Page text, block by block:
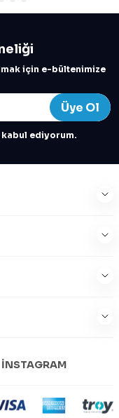
için e-bültenimize
Üye Ol
kabul ediyorum.
İNSTAGRAM